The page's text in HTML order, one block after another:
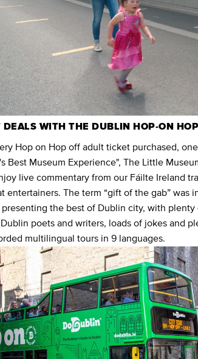
DEALS WITH THE DUBLIN HOP-ON
Hop on Hop off adult ticket purchased,
Best Museum Experience", The Little
live commentary from our Fáilte Ireland
entertainers. The term “gift of the gab”
presenting the best of Dublin city, with
poets and writers, loads of jokes and
multilingual tours in 9 languages.